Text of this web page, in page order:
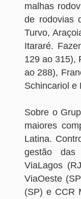
malhas
de rodovias
Turvo,
Itararé.
129 ao 315),
ao 288),
Schincariol e
Sobre o
maiores
Latina.
gestão das
ViaLagos
ViaOeste
(SP) e CCR